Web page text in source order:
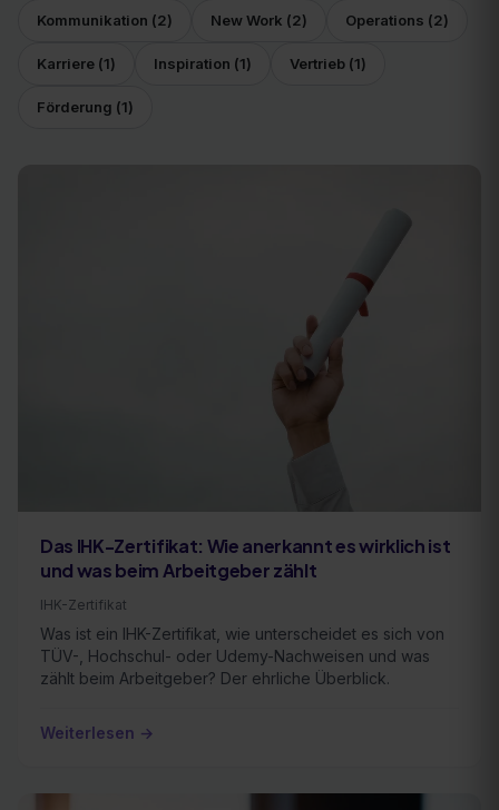
Kommunikation (2) New Work (2) Operations (2)
Karriere (1) Inspiration (1) Vertrieb (1)
Förderung (1)
Das IHK-Zertifikat: Wie anerkannt es wirklich ist
und was beim Arbeitgeber zählt
IHK-Zertifikat
Was ist ein IHK-Zertifikat, wie unterscheidet es sich von
TÜV-, Hochschul- oder Udemy-Nachweisen und was
zählt beim Arbeitgeber? Der ehrliche Überblick.
Weiterlesen →